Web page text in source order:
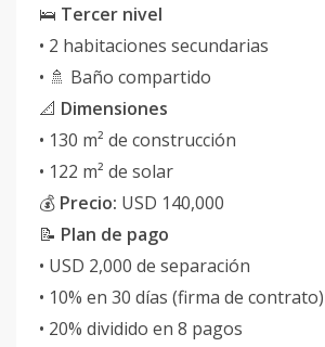
🛌 Tercer nivel
• 2 habitaciones secundarias
• 🚿 Baño compartido
📐 Dimensiones
• 130 m² de construcción
• 122 m² de solar
💰 Precio: USD 140,000
📝 Plan de pago
• USD 2,000 de separación
• 10% en 30 días (firma de contrato)
• 20% dividido en 8 pagos